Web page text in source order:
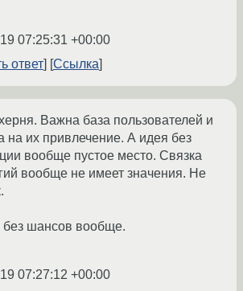
07:25:31 +00:00
ответ
Ссылка
Важна база пользователей и
на их привлечение. А идея без
вообще пустое место. Связка
вообще не имеет значения. Не
без шансов вообще.
07:27:12 +00:00